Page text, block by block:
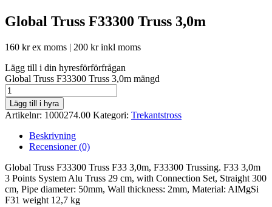
Global Truss F33300 Truss 3,0m
160 krex moms | 200 krinkl moms
Lägg till i din hyresförförfrågan
Global Truss F33300 Truss 3,0m mängd
Lägg till i hyra
Artikelnr: 1000274.00 Kategori: Trekantstross
Beskrivning
Recensioner (0)
Global Truss F33300 Truss F33 3,0m, F33300 Trussing. F33 3,0m
3 Points System Alu Truss 29 cm, with Connection Set, Straight 300
cm, Pipe diameter: 50mm, Wall thickness: 2mm, Material: AlMgSi
F31 weight 12,7 kg